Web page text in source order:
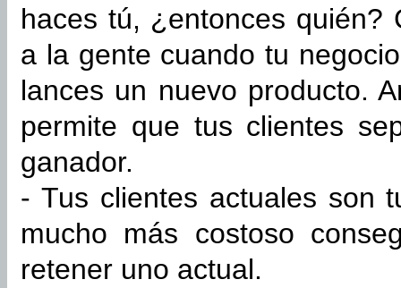
haces tú, ¿entonces quién?
a la gente cuando tu
lances un nuevo producto.
permite que tus clientes
ganador.
- Tus clientes actuales son
mucho más costoso
retener uno actual.